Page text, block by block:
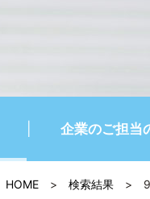
企業のご担当
HOME > 検索結果 >